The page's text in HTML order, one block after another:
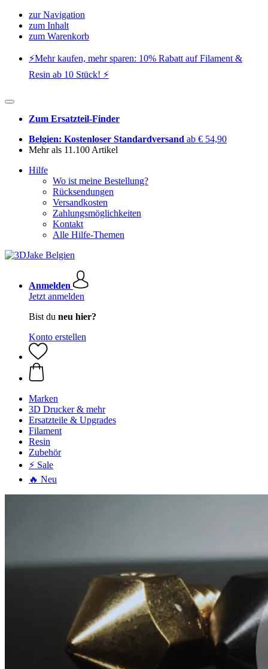
zur Navigation
zum Inhalt
zum Warenkorb
⚡️Mehr kaufen, mehr sparen: 10% Rabatt auf Filament &
Resin ab 10 Stück! ⚡️
Zum Ersatzteil-Finder
Belgien: Kostenloser Standardversand ab € 54,90
Mehr als 11.100 Artikel
Hilfe
Wo ist meine Bestellung?
Rücksendungen
Versandkosten
Zahlungsmöglichkeiten
Kontakt
Alle Hilfe-Themen
Anmelden
Jetzt anmelden
Bist du neu hier?
Konto erstellen
Marken
3D Drucker & mehr
Ersatzteile & Upgrades
Filament
Resin
Zubehör
⚡ Sale
🔥 Neu